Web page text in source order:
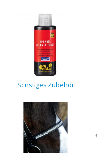
Sonstiges Zubehör